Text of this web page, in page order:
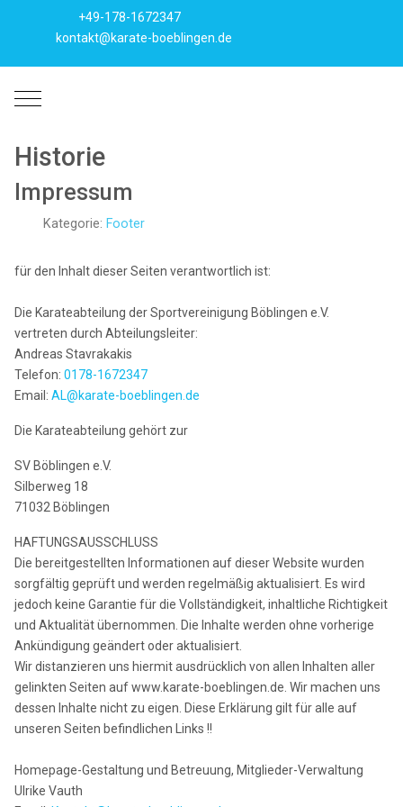
+49-178-1672347
kontakt@karate-boeblingen.de
Mobile Menu Toggle
Historie
Impressum
Kategorie:Footer
für den Inhalt dieser Seiten verantwortlich ist:
Die Karateabteilung der Sportvereinigung Böblingen e.V.
vertreten durch Abteilungsleiter:
Andreas Stavrakakis
Telefon:0178-1672347
Email:AL@karate-boeblingen.de
Die Karateabteilung gehört zur
SV Böblingen e.V.
Silberweg 18
71032 Böblingen
HAFTUNGSAUSSCHLUSS
Die bereitgestellten Informationen auf dieser Website wurden
sorgfältig geprüft und werden regelmäßig aktualisiert. Es wird
jedoch keine Garantie für die Vollständigkeit, inhaltliche Richtigkeit
und Aktualität übernommen. Die Inhalte werden ohne vorherige
Ankündigung geändert oder aktualisiert.
Wir distanzieren uns hiermit ausdrücklich von allen Inhalten aller
gelinkten Seiten auf www.karate-boeblingen.de. Wir machen uns
dessen Inhalte nicht zu eigen. Diese Erklärung gilt für alle auf
unseren Seiten befindlichen Links !!
Homepage-Gestaltung und Betreuung, Mitglieder-Verwaltung
Ulrike Vauth